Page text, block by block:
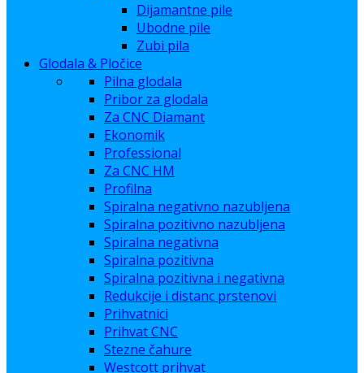
Dijamantne pile
Ubodne pile
Zubi pila
Glodala & Pločice
Pilna glodala
Pribor za glodala
Za CNC Diamant
Ekonomik
Professional
Za CNC HM
Profilna
Spiralna negativno nazubljena
Spiralna pozitivno nazubljena
Spiralna negativna
Spiralna pozitivna
Spiralna pozitivna i negativna
Redukcije i distanc prstenovi
Prihvatnici
Prihvat CNC
Stezne čahure
Westcott prihvat